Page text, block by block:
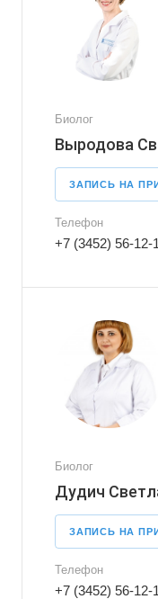
Биолог
Выродова
ЗАПИСЬ НА
Телефон
+7 (3452) 56-12-
Биолог
Дудич
ЗАПИСЬ НА
Телефон
+7 (3452) 56-12-